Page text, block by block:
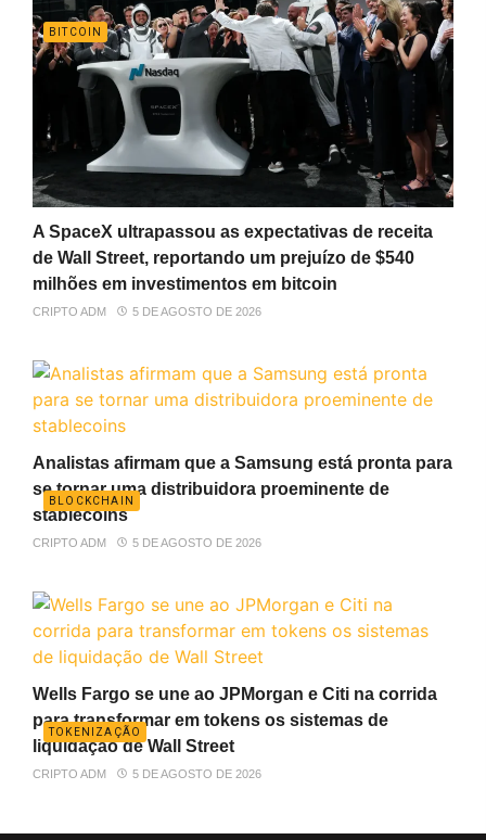
BITCOIN
A SpaceX ultrapassou as expectativas de receita
de Wall Street, reportando um prejuízo de $540
milhões em investimentos em bitcoin
CRIPTO ADM 5 DE AGOSTO DE 2026
BLOCKCHAIN
Analistas afirmam que a Samsung está pronta para
se tornar uma distribuidora proeminente de
stablecoins
CRIPTO ADM 5 DE AGOSTO DE 2026
TOKENIZAÇÃO
Wells Fargo se une ao JPMorgan e Citi na corrida
para transformar em tokens os sistemas de
liquidação de Wall Street
CRIPTO ADM 5 DE AGOSTO DE 2026